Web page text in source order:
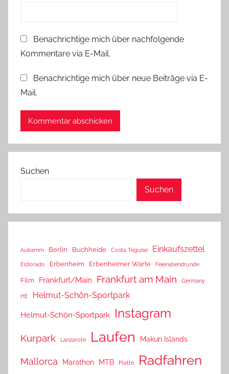
Benachrichtige mich über nachfolgende
Kommentare via E-Mail.
Benachrichtige mich über neue Beiträge via E-
Mail.
Suchen
Suchen
Aukamm Berlin Buchheide Costa Teguise Einkaufszettel
Eldorado Erbenheim Erbenheimer Warte Feierabendrunde
Film Frankfurt/Main Frankfurt am Main Germany
HE Helmut-Schön-Sportpark
Helmut-Schön-Sportpark Instagram
Kurpark Lanzarote Laufen Makuri Islands
Mallorca Marathon MTB Platte Radfahren